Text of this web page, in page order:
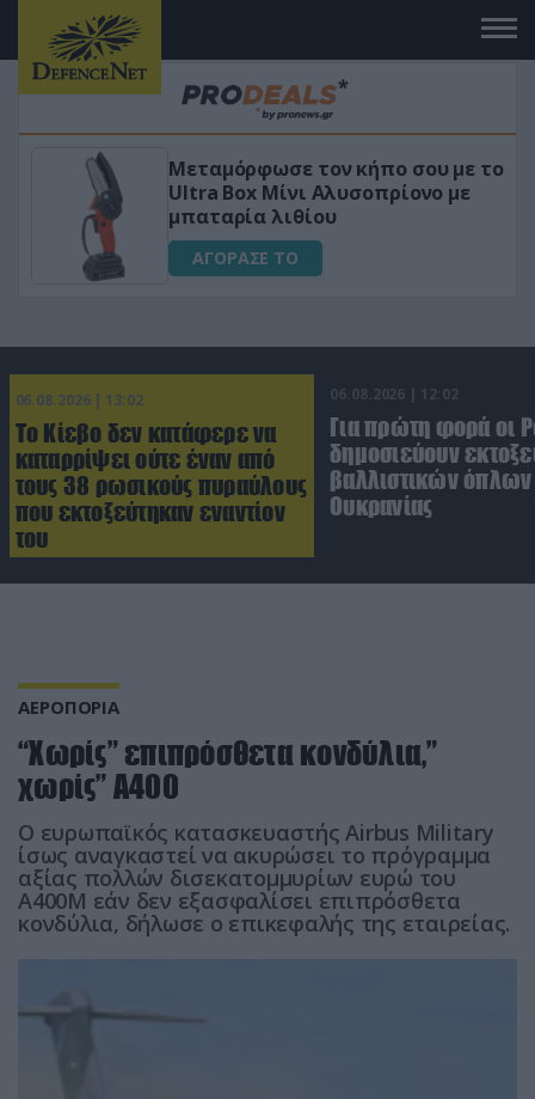
Μεταμόρφωσε τον κήπο σου με το
Ultra Box Μίνι Αλυσοπρίονο με
μπαταρία λιθίου
ΑΓΟΡΑΣΕ ΤΟ
06.08.2026 | 13:02
Το Κίεβο δεν κατάφερε να
καταρρίψει ούτε έναν από
τους 38 ρωσικούς πυραύλους
που εκτοξεύτηκαν εναντίον
του
06.08.2026 | 12:02
Για πρώτη φορά οι
δημοσιεύουν
βαλλιστικών όπλων
Ουκρανίας
ΑΕΡΟΠΟΡΙΑ
“Χωρίς” επιπρόσθετα κονδύλια,”
χωρίς” Α400
Ο ευρωπαϊκός κατασκευαστής Airbus Military
ίσως αναγκαστεί να ακυρώσει το πρόγραμμα
αξίας πολλών δισεκατομμυρίων ευρώ του
Α400Μ εάν δεν εξασφαλίσει επιπρόσθετα
κονδύλια, δήλωσε ο επικεφαλής της εταιρείας.